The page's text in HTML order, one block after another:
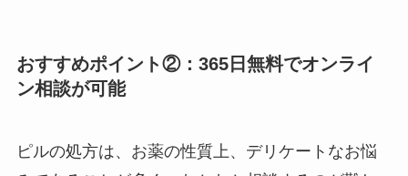
おすすめポイント②：365日無料でオンライ
ン相談が可能
ピルの処方は、お薬の性質上、デリケートなお悩